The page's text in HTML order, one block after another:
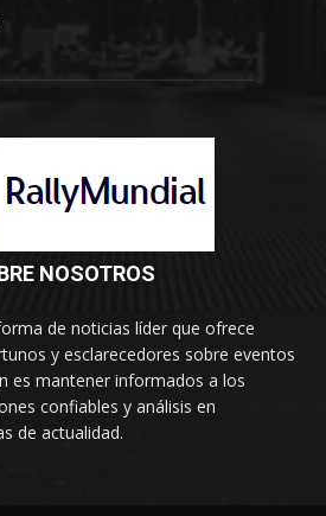
NOSOTROS
de noticias líder que ofrece
y esclarecedores sobre eventos
es mantener informados a los
confiables y análisis en
de actualidad.